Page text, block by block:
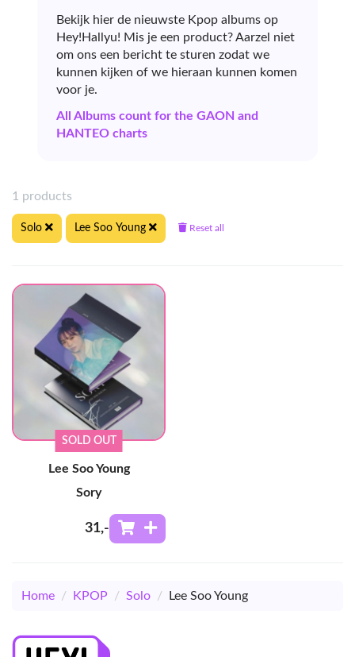
Bekijk hier de nieuwste Kpop albums op
Hey!Hallyu! Mis je een product? Aarzel niet
om ons een bericht te sturen zodat we
kunnen kijken of we hieraan kunnen komen
voor je.
All Albums count for the GAON and
HANTEO charts
1 products
Solo Lee Soo Young Reset all
SOLD OUT
Lee Soo Young
Sory
31,-
Home / KPOP / Solo / Lee Soo Young